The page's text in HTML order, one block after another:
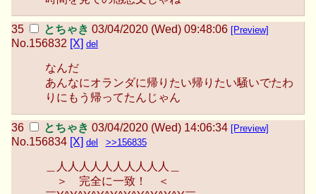
とちゃき 03/04/2020 (Wed) 09:48:06 [Preview]
No.156832 [X] del
なんだ
あんなにオランダに帰りたい帰りたい騒いでたわ
りにもう帰ってたんじゃん
とちゃき 03/04/2020 (Wed) 14:06:34 [Preview]
No.156834 [X] del >>156835
＿人人人人人人人人人人＿
＞ 完全に一致！ ＜